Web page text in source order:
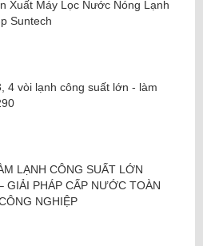
Xuất Máy Lọc Nước Nóng Lạnh
Suntech
4 vòi lạnh công suất lớn - làm
LẠNH CÔNG SUẤT LỚN
GIẢI PHÁP CẤP NƯỚC TOÀN
NGHIỆP